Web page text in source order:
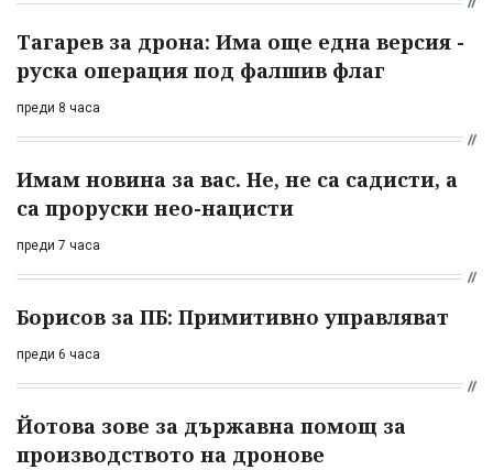
Тагарев за дрона: Има още една версия -
руска операция под фалшив флаг
преди 8 часа
Имам новина за вас. Не, не са садисти, а
са проруски нео-нацисти
преди 7 часа
Борисов за ПБ: Примитивно управляват
преди 6 часа
Йотова зове за държавна помощ за
производството на дронове